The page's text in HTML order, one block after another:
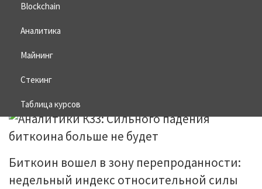
Blockchain
Аналитика
Майнинг
Стекинг
Таблица курсов
падения биткоина больше не
будет
08.03.2026
Биткоин вошел в зону перепроданности:
недельный индекс относительной силы